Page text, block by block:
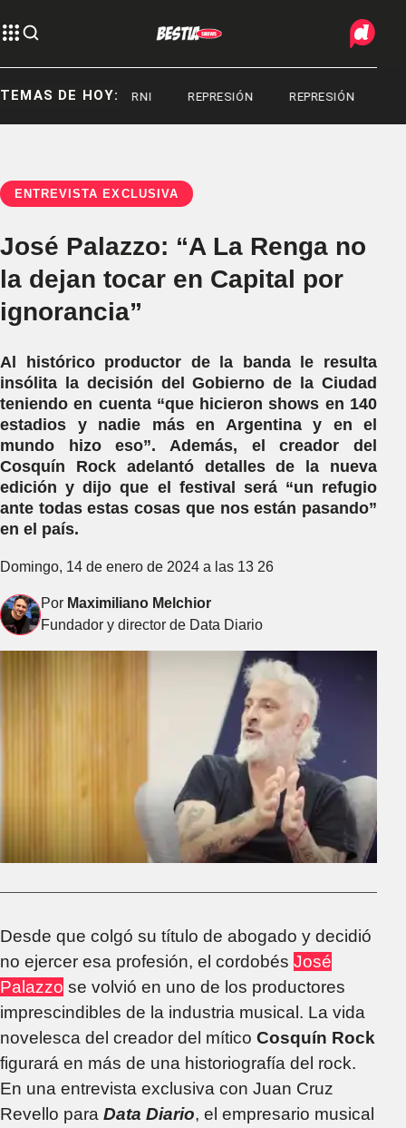
TEMAS DE HOY:
SERGIO BERNI REPRESIÓN REPRESIÓN
ENTREVISTA EXCLUSIVA
José Palazzo: “A La Renga no
la dejan tocar en Capital por
ignorancia”
Al histórico productor de la banda le resulta
insólita la decisión del Gobierno de la Ciudad
teniendo en cuenta “que hicieron shows en 140
estadios y nadie más en Argentina y en el
mundo hizo eso”. Además, el creador del
Cosquín Rock adelantó detalles de la nueva
edición y dijo que el festival será “un refugio
ante todas estas cosas que nos están pasando”
en el país.
Domingo, 14 de enero de 2024 a las 13 26
Por Maximiliano Melchior
Fundador y director de Data Diario
Desde que colgó su título de abogado y decidió
no ejercer esa profesión, el cordobés José
Palazzo se volvió en uno de los productores
imprescindibles de la industria musical. La vida
novelesca del creador del mítico Cosquín Rock
figurará en más de una historiografía del rock.
En una entrevista exclusiva con Juan Cruz
Revello para Data Diario, el empresario musical